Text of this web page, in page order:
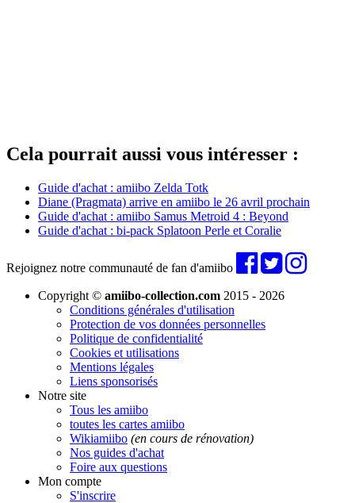
Cela pourrait aussi vous intéresser :
Guide d'achat : amiibo Zelda Totk
Diane (Pragmata) arrive en amiibo le 26 avril prochain
Guide d'achat : amiibo Samus Metroid 4 : Beyond
Guide d'achat : bi-pack Splatoon Perle et Coralie
Rejoignez notre communauté de fan d'amiibo
Copyright © amiibo-collection.com 2015 - 2026
Conditions générales d'utilisation
Protection de vos données personnelles
Politique de confidentialité
Cookies et utilisations
Mentions légales
Liens sponsorisés
Notre site
Tous les amiibo
toutes les cartes amiibo
Wikiamiibo (en cours de rénovation)
Nos guides d'achat
Foire aux questions
Mon compte
S'inscrire